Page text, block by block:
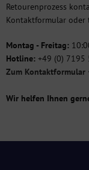
Retourenprozess
Kontaktformular oder
Montag - Freitag:
Hotline: +49 (0) 7195
Zum Kontaktformular
Wir helfen Ihnen